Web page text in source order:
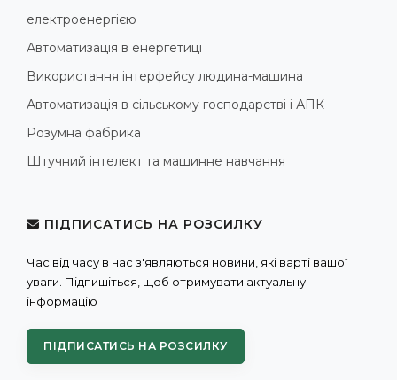
електроенергією
Автоматизація в енергетиці
Використання інтерфейсу людина-машина
Автоматизація в сільському господарстві і АПК
Розумна фабрика
Штучний інтелект та машинне навчання
ПІДПИСАТИСЬ НА РОЗСИЛКУ
Час від часу в нас з'являються новини, які варті вашої
уваги. Підпишіться, щоб отримувати актуальну
інформацію
ПІДПИСАТИСЬ НА РОЗСИЛКУ